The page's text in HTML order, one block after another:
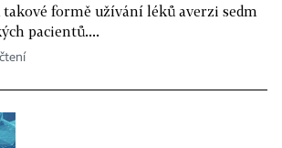
formě užívání léků averzi sedm
pacientů....